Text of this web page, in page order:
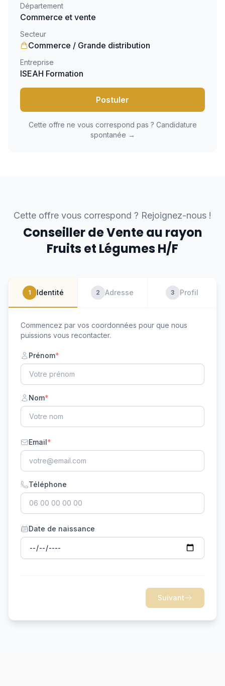
Département
Commerce et vente
Secteur
Commerce / Grande distribution
Entreprise
ISEAH Formation
Postuler
Cette offre ne vous correspond pas ? Candidature
spontanée →
Cette offre vous correspond ? Rejoignez-nous !
Conseiller de Vente au rayon
Fruits et Légumes H/F
1 Identité 2 Adresse 3 Profil
Commencez par vos coordonnées pour que nous
puissions vous recontacter.
Prénom*
Nom*
Email*
Téléphone
Date de naissance
Suivant